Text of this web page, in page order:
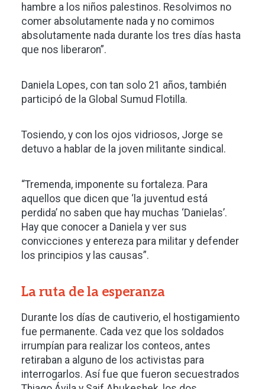
hambre a los niños palestinos. Resolvimos no
comer absolutamente nada y no comimos
absolutamente nada durante los tres días hasta
que nos liberaron”.
Daniela Lopes, con tan solo 21 años, también
participó de la Global Sumud Flotilla.
Tosiendo, y con los ojos vidriosos, Jorge se
detuvo a hablar de la joven militante sindical.
“Tremenda, imponente su fortaleza. Para
aquellos que dicen que ‘la juventud está
perdida’ no saben que hay muchas ‘Danielas’.
Hay que conocer a Daniela y ver sus
convicciones y entereza para militar y defender
los principios y las causas”.
La ruta de la esperanza
Durante los días de cautiverio, el hostigamiento
fue permanente. Cada vez que los soldados
irrumpían para realizar los conteos, antes
retiraban a alguno de los activistas para
interrogarlos. Así fue que fueron secuestrados